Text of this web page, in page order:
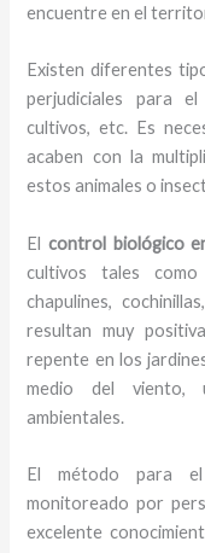
encuentre en el
Existen diferentes
perjudiciales para
cultivos, etc. Es
acaben con la
estos animales o
Elcontrol biológico
cultivos tales
chapulines,
resultan muy
repente en los
medio del viento,
ambientales.
El método para
monitoreado por
excelente